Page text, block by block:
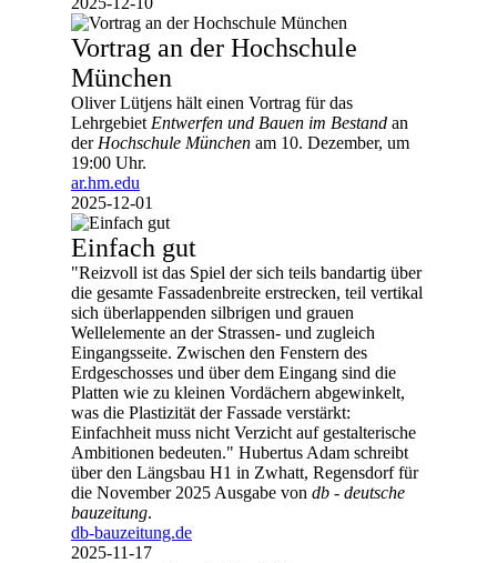
Vortrag an der Hochschule
München
Oliver Lütjens hält einen Vortrag für das
Lehrgebiet Entwerfen und Bauen im Bestand an
der Hochschule München am 10. Dezember, um
19:00 Uhr.
ar.hm.edu
2025-12-01
Einfach gut
"Reizvoll ist das Spiel der sich teils bandartig über
die gesamte Fassadenbreite erstrecken, teil vertikal
sich überlappenden silbrigen und grauen
Wellelemente an der Strassen- und zugleich
Eingangsseite. Zwischen den Fenstern des
Erdgeschosses und über dem Eingang sind die
Platten wie zu kleinen Vordächern abgewinkelt,
was die Plastizität der Fassade verstärkt:
Einfachheit muss nicht Verzicht auf gestalterische
Ambitionen bedeuten." Hubertus Adam schreibt
über den Längsbau H1 in Zwhatt, Regensdorf für
die November 2025 Ausgabe von db - deutsche
bauzeitung.
db-bauzeitung.de
2025-11-17